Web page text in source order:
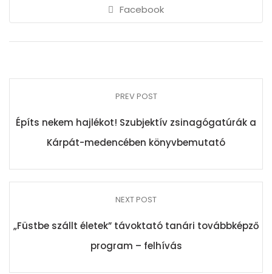
Facebook
PREV POST
Építs nekem hajlékot! Szubjektív zsinagógatúrák a
Kárpát-medencében könyvbemutató
NEXT POST
„Füstbe szállt életek” távoktató tanári továbbképző
program – felhívás